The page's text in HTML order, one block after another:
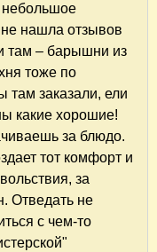
небольшое
нашла отзывов
там – барышни из
тоже по
там заказали, ели
какие хорошие!
за блюдо.
тот комфорт и
за
Отведать не
с чем-то